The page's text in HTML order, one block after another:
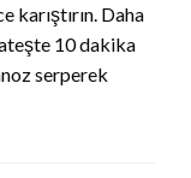
karıştırın. Daha
ateşte 10 dakika
serperek